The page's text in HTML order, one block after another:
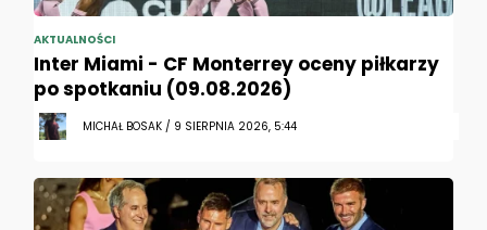
AKTUALNOŚCI
Inter Miami - CF Monterrey oceny piłkarzy
po spotkaniu (09.08.2026)
MICHAŁ BOSAK / 9 SIERPNIA 2026, 5:44